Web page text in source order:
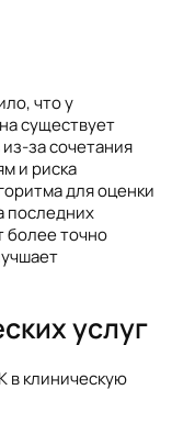
что у
существует
за сочетания
и риска
для оценки
последних
более точно
услуг
в клиническую